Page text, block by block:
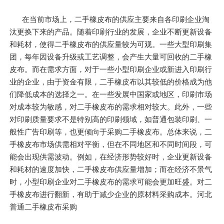
在当前市场上，二手橡皮布的供应主要来自各印刷企业淘
汰更换下来的产品。随着印刷行业的发展，企业不断更新设备
和耗材，使得二手橡皮布的供应量较为可观。一些大型印刷集
团，每年因设备升级或工艺调整，会产生大量可回收的二手橡
皮布。而在需求方面，对于一些小型印刷企业或新进入印刷行
业的企业，由于资金有限，二手橡皮布以其较低的价格成为他
们降低成本的选择之一。在一些发展中国家或地区，印刷市场
对成本较为敏感，对二手橡皮布的需求相对较大。此外，一些
对印刷质量要求不是特别高的印刷领域，如普通包装印刷、一
般性广告印刷等，也更倾向于采购二手橡皮布。总体来说，二
手橡皮布市场供需相对平衡，但在不同地区和不同时间段，可
能会出现供需波动。例如，在经济形势较好时，企业更新设备
和耗材的速度加快，二手橡皮布供应量增加；而在经济不景气
时，小型印刷企业对二手橡皮布的需求可能会更加旺盛。对二
手橡皮布进行翻新，有助于减少企业的原材料采购成本。河北
普通二手橡皮布采购